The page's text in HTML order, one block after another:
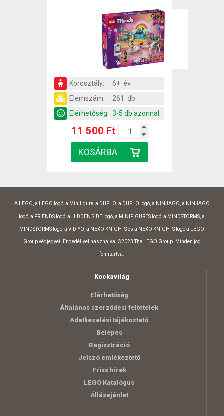
Korosztály:
6+ év
Elemszám:
261 db
Elérhetőség: 3-5 db azonnal
11 500 Ft
A LEGO, a LEGO logó, a Minifigure, a DUPLO, a DUPLO logó, a NINJAGO, a NINJAGO
logó, a FRIENDS logó, a HIDDEN SIDE logó, a MINIFIGURES logó, a MINDSTORMS, a
MINDSTORMS logó, a VIDIYO, a NEXO KNIGHTS és a NEXO KNIGHTS logó a LEGO
Group védjegyei. Engedéllyel használva. ©2023 The LEGO Group. Minden jog
fenntartva.
Kockavilág
Elérhetőség
Általános szerződési feltételek
Adatkezelési tájékoztató
Belépés
Regisztráció
Jelszó emlékeztető
Friss hírek
LEGO Katalógus
Állásajánlat